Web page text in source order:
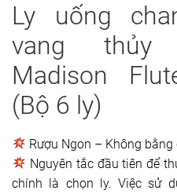
Ly uống
vang thủy
Madison
(Bộ 6 ly)
Rượu Ngon – Không bằng
Nguyên tắc đầu tiên để
chính là chọn ly. Việc sử